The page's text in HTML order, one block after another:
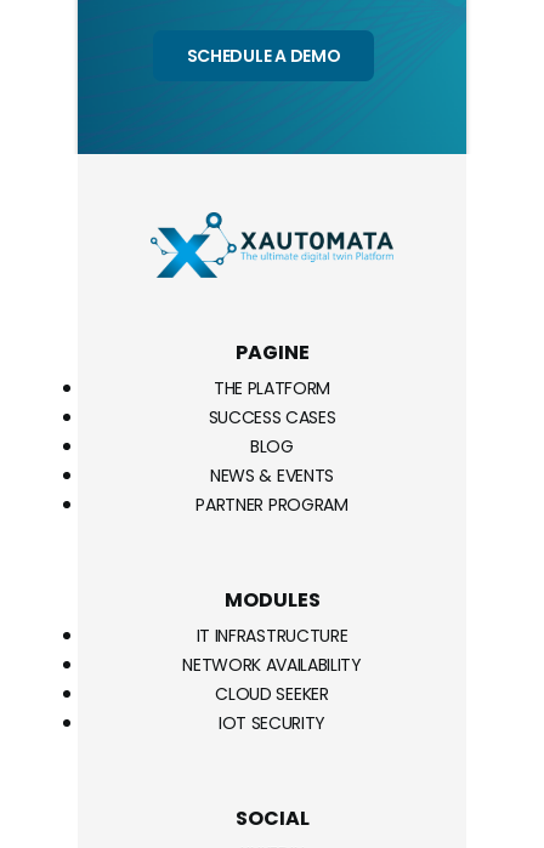
SCHEDULE A DEMO
PAGINE
THE PLATFORM
SUCCESS CASES
BLOG
NEWS & EVENTS
PARTNER PROGRAM
MODULES
IT INFRASTRUCTURE
NETWORK AVAILABILITY
CLOUD SEEKER
IOT SECURITY
SOCIAL